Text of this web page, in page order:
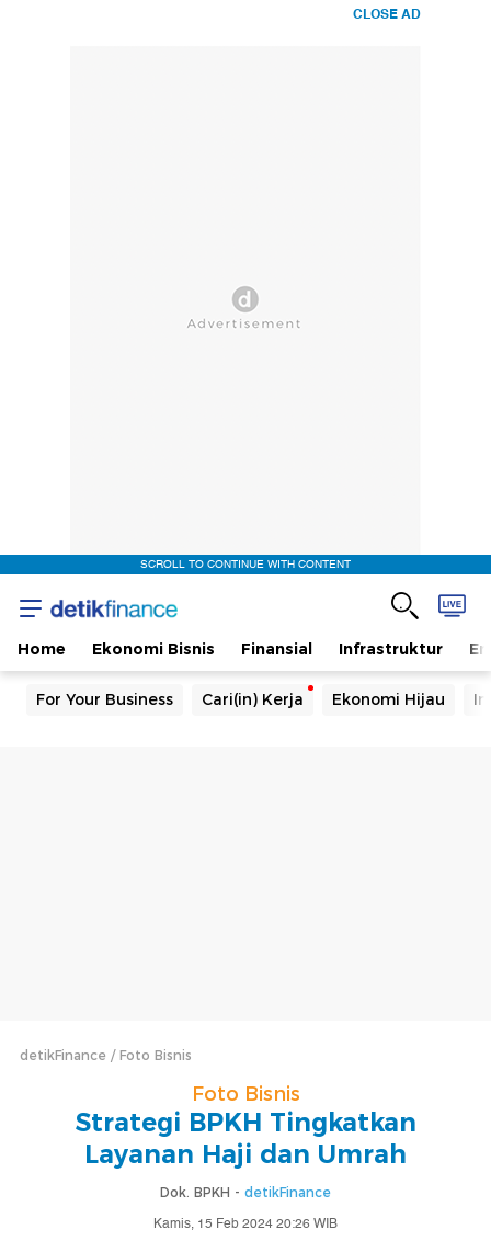
CLOSE AD
SCROLL TO CONTINUE WITH CONTENT
Home Ekonomi Bisnis Finansial Infrastruktur
For Your Business Cari(in) Kerja Ekonomi Hijau
detikFinance Foto Bisnis
Foto Bisnis
Strategi BPKH Tingkatkan
Layanan Haji dan Umrah
Dok. BPKH - detikFinance
Kamis, 15 Feb 2024 20:26 WIB